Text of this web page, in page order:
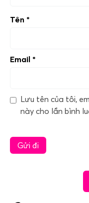
Tên *
Email *
Lưu tên của tôi,
này cho lần bình